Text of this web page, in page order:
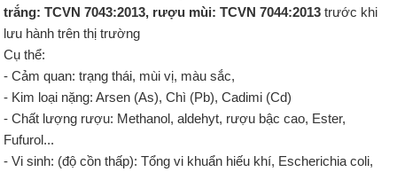
trắng: TCVN 7043:2013, rượu mùi: TCVN 7044:2013 trước khi
lưu hành trên thị trường
Cụ thể:
- Cảm quan: trạng thái, mùi vị, màu sắc,
- Kim loại nặng: Arsen (As), Chì (Pb), Cadimi (Cd)
- Chất lượng rượu: Methanol, aldehyt, rượu bậc cao, Ester,
Fufurol...
- Vi sinh: (độ cồn thấp): Tổng vi khuẩn hiếu khí, Escherichia coli,